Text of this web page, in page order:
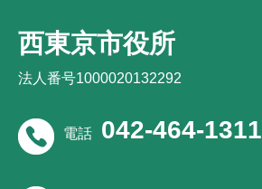
西東京市役所
法人番号1000020132292
電話 042-464-1311